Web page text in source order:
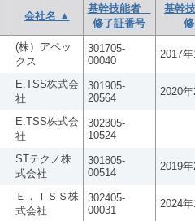
会社名 ▲
基幹技能者
修了証番号
基幹
(株）アペッ
クス
301705-
00040
2017
E.TSS株式会
社
301905-
20564
2020
E.TSS株式会
社
302305-
10524
STテクノ株
式会社
301805-
00514
2019
Ｅ．ＴＳＳ株
式会社
302405-
00031
2024